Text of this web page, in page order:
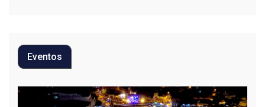
Eventos